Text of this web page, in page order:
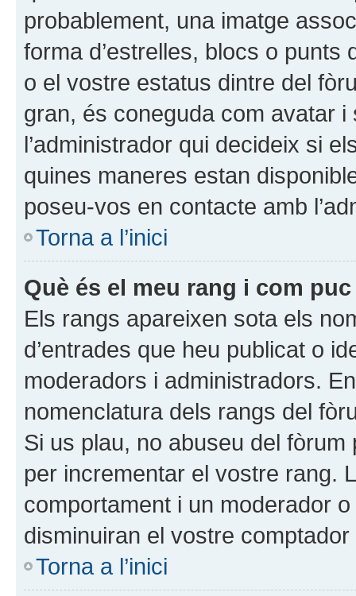
probablement, una imatge
forma d’estrelles, blocs o
o el vostre estatus dintre del
gran, és coneguda com avatar
l’administrador qui decideix si
quines maneres estan
poseu-vos en contacte amb
Torna a l’inici
Què és el meu rang i com
Els rangs apareixen sota els
d’entrades que heu publicat o
moderadors i administradors.
nomenclatura dels rangs del
Si us plau, no abuseu del
per incrementar el vostre rang.
comportament i un moderador
disminuiran el vostre comptador
Torna a l’inici